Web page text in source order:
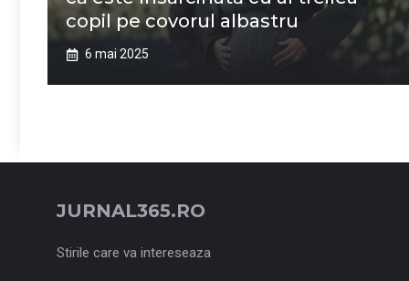
copil pe covorul albastru
6 mai 2025
JURNAL365.RO
Stirile care va intereseaza